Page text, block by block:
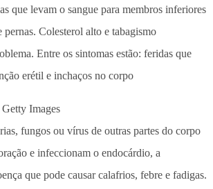
que levam o sangue para membros inferiores
pernas. Colesterol alto e tabagismo
Entre os sintomas estão: feridas que
erétil e inchaços no corpo
Images